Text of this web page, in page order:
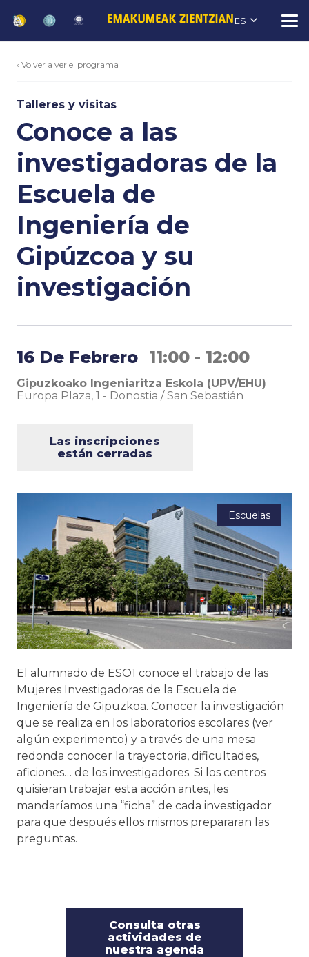
ES
‹ Volver a ver el programa
Talleres y visitas
Conoce a las
investigadoras de la
Escuela de
Ingeniería de
Gipúzcoa y su
investigación
16 De Febrero 11:00 - 12:00
Gipuzkoako Ingeniaritza Eskola (UPV/EHU)
Europa Plaza, 1 - Donostia / San Sebastián
Las inscripciones
están cerradas
Escuelas
El alumnado de ESO1 conoce el trabajo de las
Mujeres Investigadoras de la Escuela de
Ingeniería de Gipuzkoa. Conocer la investigación
que se realiza en los laboratorios escolares (ver
algún experimento) y a través de una mesa
redonda conocer la trayectoria, dificultades,
aficiones… de los investigadores. Si los centros
quisieran trabajar esta acción antes, les
mandaríamos una “ficha” de cada investigador
para que después ellos mismos prepararan las
preguntas.
Consulta otras
actividades de
nuestra agenda